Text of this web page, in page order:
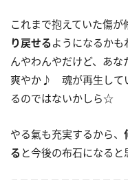
これまで抱えていた傷が
り戻せる ようになるか
んやわんやだけど、あ
爽やか♪ 魂が再生して
るのではないかしら☆
やる氣も充実するから、
る と今後の布石になる